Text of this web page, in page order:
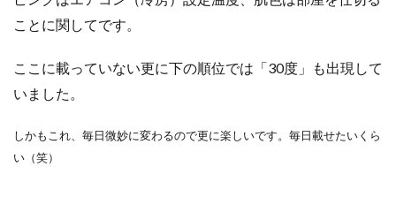
ことに関してです。
ここに載っていない更に下の順位では「30度」も出現して
いました。
しかもこれ、毎日微妙に変わるので更に楽しいです。毎日載せたいくら
い（笑）